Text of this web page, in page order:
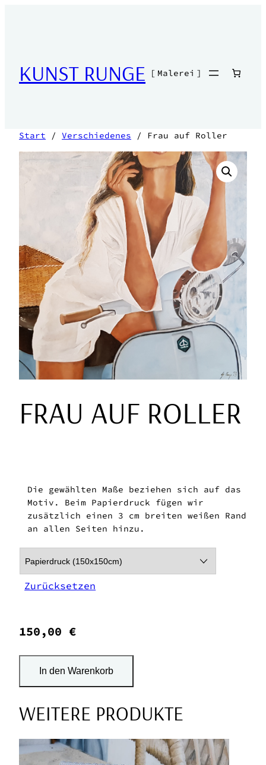
KUNST RUNGE [ Malerei ]
Start / Verschiedenes / Frau auf Roller
FRAU AUF ROLLER
Die gewählten Maße beziehen sich auf das
Motiv. Beim Papierdruck fügen wir
zusätzlich einen 3 cm breiten weißen Rand
an allen Seiten hinzu.
Zurücksetzen
150,00 €
In den Warenkorb
WEITERE PRODUKTE